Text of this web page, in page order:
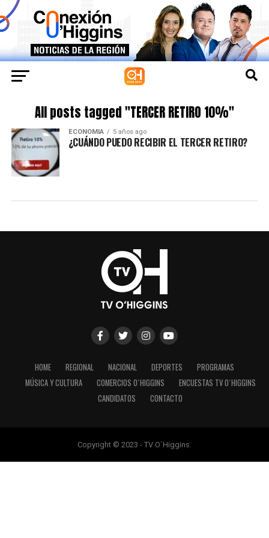
All posts tagged "TERCER RETIRO 10%"
ECONOMIA 5 años ago
¿CUÁNDO PUEDO RECIBIR EL TERCER RETIRO?
HOME REGIONAL NACIONAL DEPORTES
PROGRAMAS
MÚSICA Y CULTURA
COMERCIOS O´HIGGINS
ENCUESTAS TV O´HIGGINS
CANDIDATOS
CONTACTO
Copyright © 2023 - TV O´Higgins.